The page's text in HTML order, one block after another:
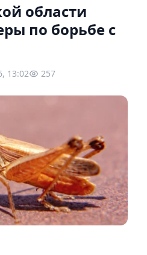
области
по борьбе с
13:02 257